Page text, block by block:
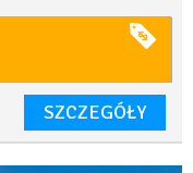
SZCZEGÓŁY